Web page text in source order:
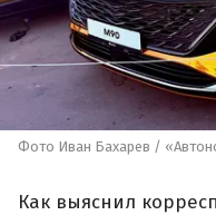
Фото Иван Бахарев /
Как выяснил